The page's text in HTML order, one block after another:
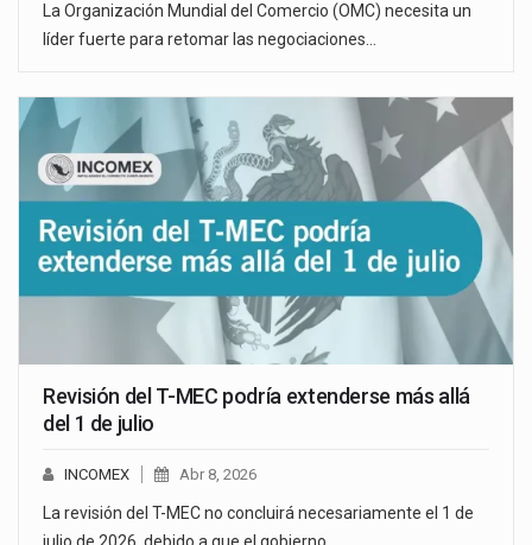
La Organización Mundial del Comercio (OMC) necesita un
líder fuerte para retomar las negociaciones…
Revisión del T-MEC podría extenderse más allá
del 1 de julio
INCOMEX Abr 8, 2026
La revisión del T-MEC no concluirá necesariamente el 1 de
julio de 2026, debido a que el gobierno…